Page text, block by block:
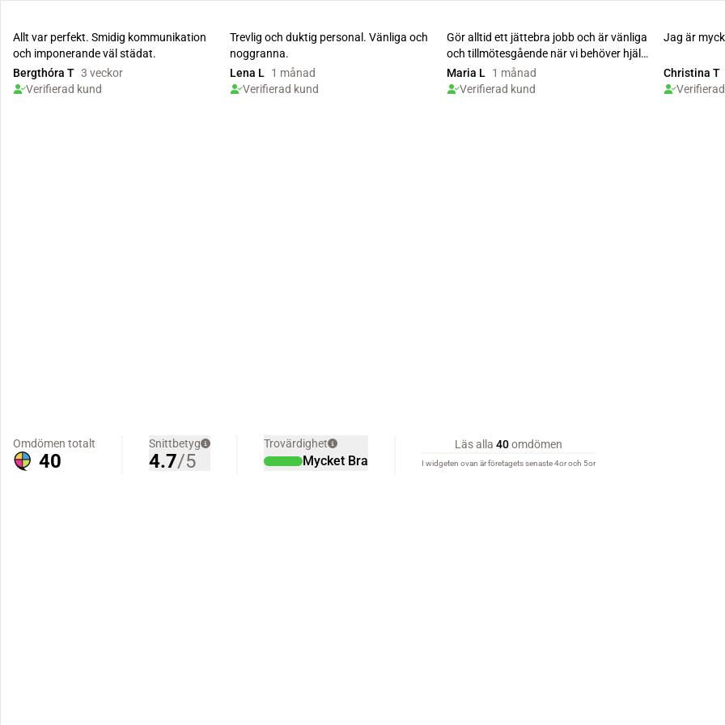
Allt var perfekt. Smidig kommunikation
och imponerande väl städat.
Bergthóra T 3 veckor
Verifierad kund
Trevlig och duktig personal. Vänliga och
noggranna.
Lena L
1 månad
Verifierad kund
Gör alltid ett jättebra jobb och är vänliga
och tillmötesgående när vi behöver hjälp
med n...
Maria L
1 månad
Verifierad kund
Jag är
Christina T
Omdömen totalt
40
Snittbetyg
4.7/5
Trovärdighet
Mycket Bra
Läs alla 40omdömen
I widgeten ovan är företagets senaste 4or och 5or